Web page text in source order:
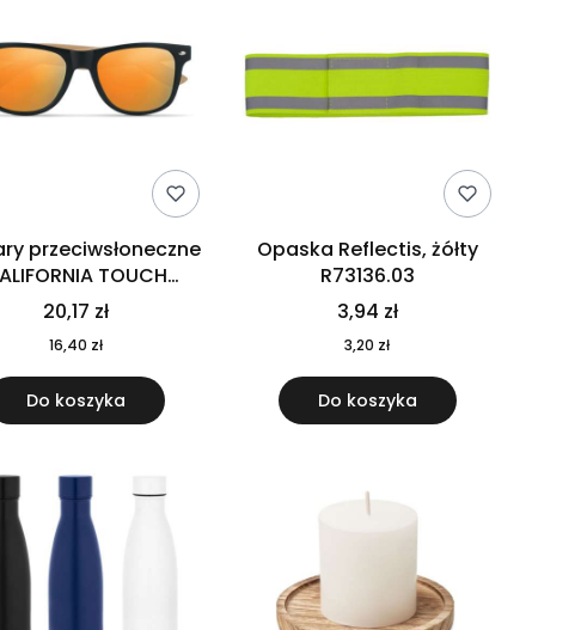
przeciwsłoneczne
TOUCH
MO9617-10
20,17 zł
16,40 zł
Do koszyka
Opaska Reflectis, żółty
R73136.03
3,94 zł
3,20 zł
Do koszyka